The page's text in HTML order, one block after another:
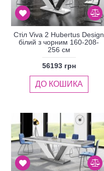
Стіл Viva 2 Hubertus Design
білий з чорним 160-208-
256 см
56193 грн
ДО КОШИКА